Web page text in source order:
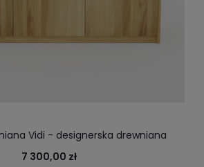
Vidi - designerska drewniana
biura i salonu, z litego drewna
7 300,00 zł